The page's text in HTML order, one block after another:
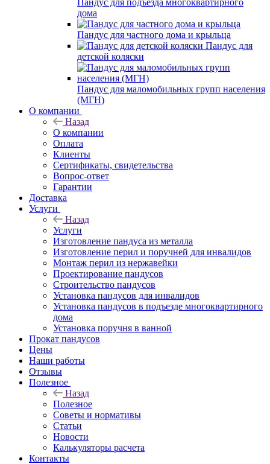
Пандус для подъезда многоквартирного
дома
Пандус для частного дома и крыльца
Пандус для
детской коляски
Пандус для маломобильных групп населения
(МГН)
О компании
Назад
О компании
Оплата
Клиенты
Сертификаты, свидетельства
Вопрос-ответ
Гарантии
Доставка
Услуги
Назад
Услуги
Изготовление пандуса из металла
Изготовление перил и поручней для инвалидов
Монтаж перил из нержавейки
Проектирование пандусов
Строительство пандусов
Установка пандусов для инвалидов
Установка пандусов в подъезде многоквартирного
дома
Установка поручня в ванной
Прокат пандусов
Цены
Наши работы
Отзывы
Полезное
Назад
Полезное
Советы и нормативы
Статьи
Новости
Калькуляторы расчета
Контакты